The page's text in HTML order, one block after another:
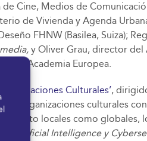
Cine, Medios de
de Vivienda y Agenda
FHNW (Basilea, Suiza);
y Oliver Grau, director del
la Academia Europea.
Culturales’,
organizaciones culturales
tanto locales como globales,
Artificial Intelligence y